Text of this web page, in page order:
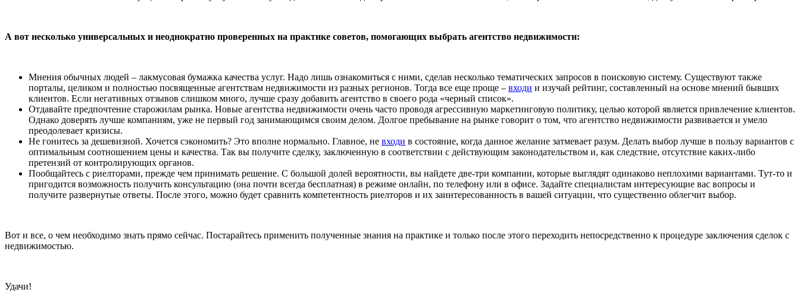
А вот несколько универсальных и неоднократно проверенных на практике советов, помогающих выбрать агентство недвижимости:
Мнения обычных людей – лакмусовая бумажка качества услуг. Надо лишь ознакомиться с ними, сделав несколько тематических запросов в поисковую систему. Существуют также
порталы, целиком и полностью посвященные агентствам недвижимости из разных регионов. Тогда все еще проще – входи и изучай рейтинг, составленный на основе мнений бывших
клиентов. Если негативных отзывов слишком много, лучше сразу добавить агентство в своего рода «черный список».
Отдавайте предпочтение старожилам рынка. Новые агентства недвижимости очень часто проводя агрессивную маркетинговую политику, целью которой является привлечение клиентов.
Однако доверять лучше компаниям, уже не первый год занимающимся своим делом. Долгое пребывание на рынке говорит о том, что агентство недвижимости развивается и умело
преодолевает кризисы.
Не гонитесь за дешевизной. Хочется сэкономить? Это вполне нормально. Главное, не входи в состояние, когда данное желание затмевает разум. Делать выбор лучше в пользу вариантов с
оптимальным соотношением цены и качества. Так вы получите сделку, заключенную в соответствии с действующим законодательством и, как следствие, отсутствие каких-либо
претензий от контролирующих органов.
Пообщайтесь с риелторами, прежде чем принимать решение. С большой долей вероятности, вы найдете две-три компании, которые выглядят одинаково неплохими вариантами. Тут-то и
пригодится возможность получить консультацию (она почти всегда бесплатная) в режиме онлайн, по телефону или в офисе. Задайте специалистам интересующие вас вопросы и
получите развернутые ответы. После этого, можно будет сравнить компетентность риелторов и их заинтересованность в вашей ситуации, что существенно облегчит выбор.
Вот и все, о чем необходимо знать прямо сейчас. Постарайтесь применить полученные знания на практике и только после этого переходить непосредственно к процедуре заключения сделок с
недвижимостью.
Удачи!